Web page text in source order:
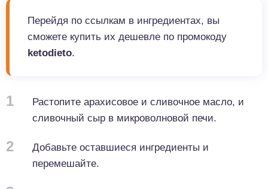
Перейдя по ссылкам в ингредиентах, вы
сможете купить их дешевле по промокоду
ketodieto.
1
Растопите арахисовое и сливочное масло, и
сливочный сыр в микроволновой печи.
2
Добавьте оставшиеся ингредиенты и
перемешайте.